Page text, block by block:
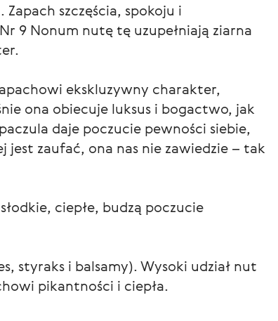
szczęścia, spokoju i
9 Nonum nutę tę uzupełniają ziarna
ekskluzywny charakter,
ona obiecuje luksus i bogactwo, jak
daje poczucie pewności siebie,
jest zaufać, ona nas nie zawiedzie – tak
ciepłe, budzą poczucie
styraks i balsamy). Wysoki udział nut
pikantności i ciepła.